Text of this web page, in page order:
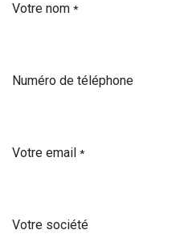
Votre nom *
Numéro de téléphone
Votre email *
Votre société